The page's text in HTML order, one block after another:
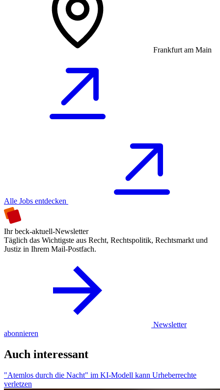
Frankfurt am Main
Alle Jobs entdecken
Ihr beck-aktuell-Newsletter
Täglich das Wichtigste aus Recht, Rechtspolitik, Rechtsmarkt und
Justiz in Ihrem Mail-Postfach.
Newsletter
abonnieren
Auch interessant
"Atemlos durch die Nacht" im KI-Modell kann Urheberrechte
verletzen